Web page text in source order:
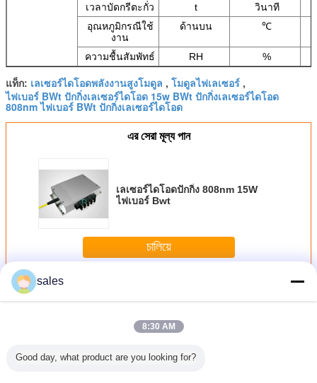
เวลาบัดกรีตะกั่ว t
วินาที
อุณหภูมิกรณีใช้
งาน
ด้านบน ℃
ความชื้นสัมพัทธ์ RH %
แท็ก: เลเซอร์ไดโอดพลังงานสูงโมดูล , โมดูลไฟเลเซอร์ ,
ไฟเบอร์ BWt ปักกิ่งเลเซอร์ไดโอด 15w BWt ปักกิ่งเลเซอร์ไดโอด
808nm ไฟเบอร์ BWt ปักกิ่งเลเซอร์ไดโอด
এর সেরা মূল্য পান
เลเซอร์ไดโอดปักกิ่ง 808nm 15W
ไฟเบอร์ Bwt
চালিয়ে
มากกว่าโมดูลเลเซอร์ไดโอด
sales
8:30 AM
Good day, what product are you looking for?